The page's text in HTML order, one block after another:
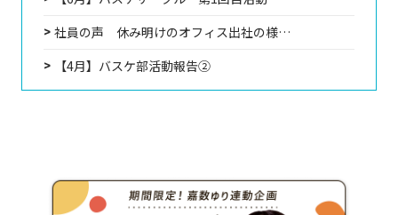
社員の声 休み明けのオフィス出社の様…
【4月】バスケ部活動報告②